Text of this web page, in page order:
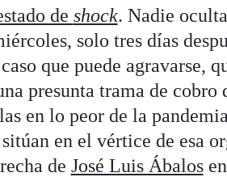
de shock. Nadie
solo tres días
que puede agravarse,
presunta trama de cobro
en lo peor de la
en el vértice de esa
de José Luis Ábalosen